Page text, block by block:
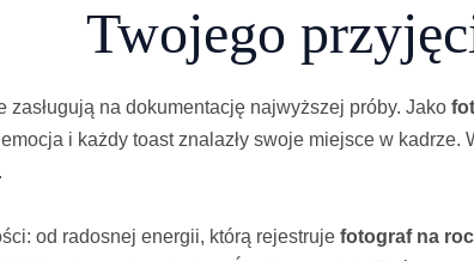
Twojego
na dokumentację najwyższej próby. Jako
i każdy toast znalazły swoje miejsce w
od radosnej energii, którą rejestruje fotograf na